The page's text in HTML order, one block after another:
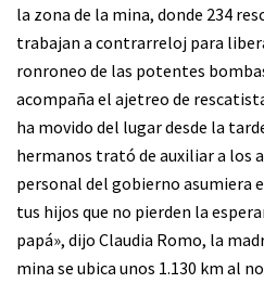
la zona de la mina, donde 234
trabajan a contrarreloj para
ronroneo de las potentes
acompaña el ajetreo de
ha movido del lugar desde la
hermanos trató de auxiliar a los
personal del gobierno asumiera
tus hijos que no pierden la
papá», dijo Claudia Romo, la
mina se ubica unos 1.130 km al